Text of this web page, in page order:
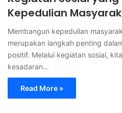
Kepedulian
Membangun kepedulian
merupakan langkah penting
positif. Melalui kegiatan sosial,
kesadaran…
Read More »